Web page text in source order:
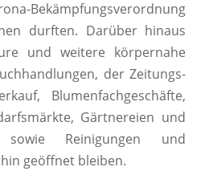
Bekämpfungsverordnung
durften. Darüber hinaus
und weitere körpernahe
der Zeitungs-
Blumenfachgeschäfte,
Gärtnereien und
sowie Reinigungen und
geöffnet bleiben.